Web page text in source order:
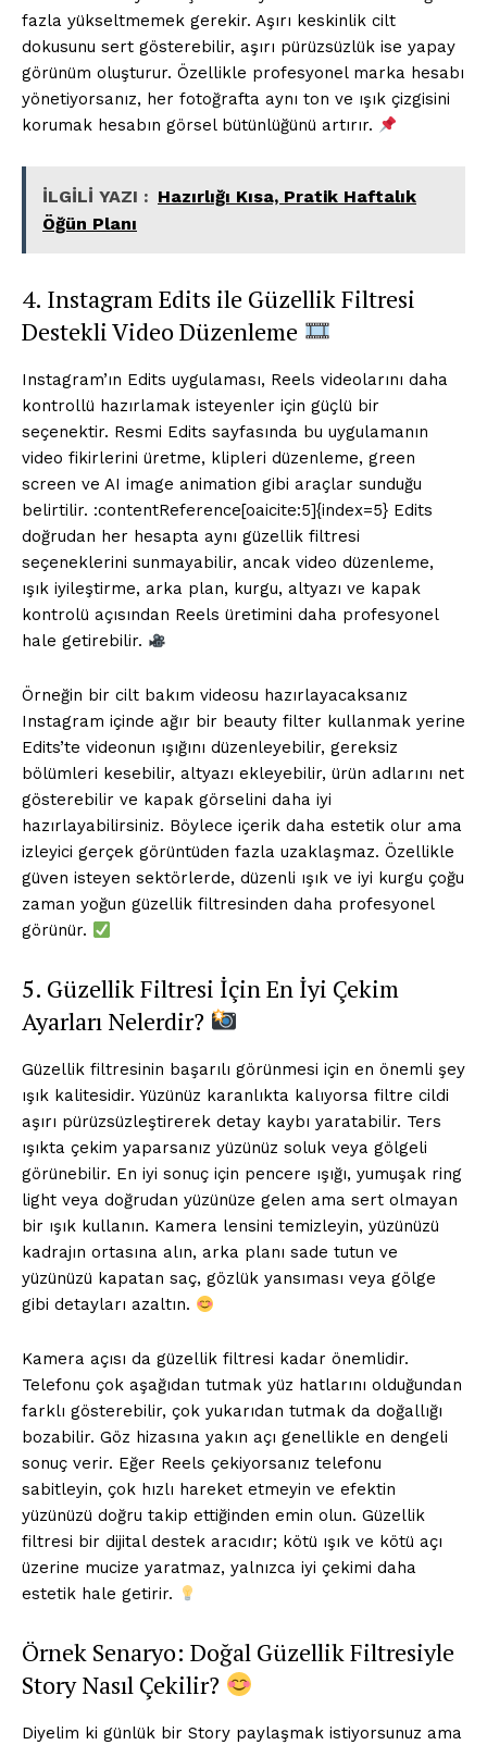
Kurumsal
Hesabım
İLGİLİ YAZI : Meditasyona Yeni Başlayanlar İçin
Rehber Uygulamalar
fazla yükseltmemek gerekir. Aşırı keskinlik cilt
dokusunu sert gösterebilir, aşırı pürüzsüzlük ise yapay
görünüm oluşturur. Özellikle profesyonel marka hesabı
yönetiyorsanız, her fotoğrafta aynı ton ve ışık çizgisini
korumak hesabın görsel bütünlüğünü artırır.
İLGİLİ YAZI : Hazırlığı Kısa, Pratik Haftalık
Öğün Planı
4. Instagram Edits ile Güzellik Filtresi
Destekli Video Düzenleme
Instagram’ın Edits uygulaması, Reels videolarını daha
kontrollü hazırlamak isteyenler için güçlü bir
seçenektir. Resmi Edits sayfasında bu uygulamanın
video fikirlerini üretme, klipleri düzenleme, green
screen ve AI image animation gibi araçlar sunduğu
belirtilir. :contentReference[oaicite:5]{index=5} Edits
doğrudan her hesapta aynı güzellik filtresi
seçeneklerini sunmayabilir, ancak video düzenleme,
ışık iyileştirme, arka plan, kurgu, altyazı ve kapak
kontrolü açısından Reels üretimini daha profesyonel
hale getirebilir.
Örneğin bir cilt bakım videosu hazırlayacaksanız
Instagram içinde ağır bir beauty filter kullanmak yerine
Edits’te videonun ışığını düzenleyebilir, gereksiz
bölümleri kesebilir, altyazı ekleyebilir, ürün adlarını net
gösterebilir ve kapak görselini daha iyi
hazırlayabilirsiniz. Böylece içerik daha estetik olur ama
izleyici gerçek görüntüden fazla uzaklaşmaz. Özellikle
güven isteyen sektörlerde, düzenli ışık ve iyi kurgu çoğu
zaman yoğun güzellik filtresinden daha profesyonel
görünür.
5. Güzellik Filtresi İçin En İyi Çekim
Ayarları Nelerdir?
Güzellik filtresinin başarılı görünmesi için en önemli şey
ışık kalitesidir. Yüzünüz karanlıkta kalıyorsa filtre cildi
aşırı pürüzsüzleştirerek detay kaybı yaratabilir. Ters
ışıkta çekim yaparsanız yüzünüz soluk veya gölgeli
görünebilir. En iyi sonuç için pencere ışığı, yumuşak ring
light veya doğrudan yüzünüze gelen ama sert olmayan
bir ışık kullanın. Kamera lensini temizleyin, yüzünüzü
kadrajın ortasına alın, arka planı sade tutun ve
yüzünüzü kapatan saç, gözlük yansıması veya gölge
gibi detayları azaltın.
Kamera açısı da güzellik filtresi kadar önemlidir.
Telefonu çok aşağıdan tutmak yüz hatlarını olduğundan
farklı gösterebilir, çok yukarıdan tutmak da doğallığı
bozabilir. Göz hizasına yakın açı genellikle en dengeli
sonuç verir. Eğer Reels çekiyorsanız telefonu
sabitleyin, çok hızlı hareket etmeyin ve efektin
yüzünüzü doğru takip ettiğinden emin olun. Güzellik
filtresi bir dijital destek aracıdır; kötü ışık ve kötü açı
üzerine mucize yaratmaz, yalnızca iyi çekimi daha
estetik hale getirir.
Örnek Senaryo: Doğal Güzellik Filtresiyle
Story Nasıl Çekilir?
Diyelim ki günlük bir Story paylaşmak istiyorsunuz ama